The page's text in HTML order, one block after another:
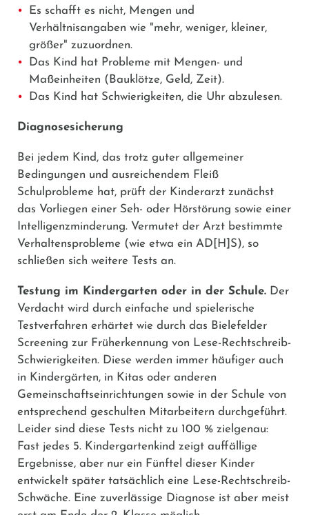
Es schafft es nicht, Mengen und
Verhältnisangaben wie "mehr, weniger, kleiner,
größer" zuzuordnen.
Das Kind hat Probleme mit Mengen- und
Maßeinheiten (Bauklötze, Geld, Zeit).
Das Kind hat Schwierigkeiten, die Uhr abzulesen.
Diagnosesicherung
Bei jedem Kind, das trotz guter allgemeiner
Bedingungen und ausreichendem Fleiß
Schulprobleme hat, prüft der Kinderarzt zunächst
das Vorliegen einer Seh- oder Hörstörung sowie einer
Intelligenzminderung. Vermutet der Arzt bestimmte
Verhaltensprobleme (wie etwa ein AD[H]S), so
schließen sich weitere Tests an.
Testung im Kindergarten oder in der Schule. Der
Verdacht wird durch einfache und spielerische
Testverfahren erhärtet wie durch das Bielefelder
Screening zur Früherkennung von Lese-Rechtschreib-
Schwierigkeiten. Diese werden immer häufiger auch
in Kindergärten, in Kitas oder anderen
Gemeinschaftseinrichtungen sowie in der Schule von
entsprechend geschulten Mitarbeitern durchgeführt.
Leider sind diese Tests nicht zu 100 % zielgenau:
Fast jedes 5. Kindergartenkind zeigt auffällige
Ergebnisse, aber nur ein Fünftel dieser Kinder
entwickelt später tatsächlich eine Lese-Rechtschreib-
Schwäche. Eine zuverlässige Diagnose ist aber meist